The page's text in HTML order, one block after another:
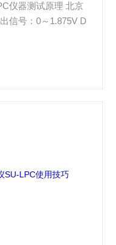
器测试原理 北京
信号：0～1.875V D